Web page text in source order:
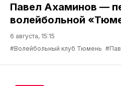
Павел Ахаминов —
волейбольной
6 августа, 15:15
#Волейбольный клуб Тюмень